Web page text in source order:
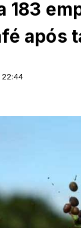
183
após